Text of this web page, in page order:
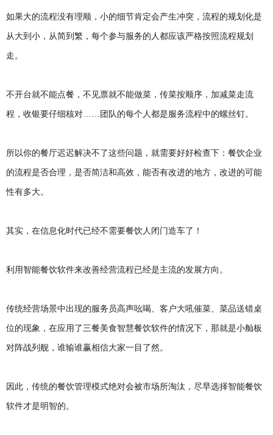
如果大的流程没有理顺，小的细节肯定会产生冲突，流程的规划化是
从大到小，从简到繁，每个参与服务的人都应该严格按照流程规划
走。
不开台就不能点餐，不见票就不能做菜，传菜按顺序，加减菜走流
程，收银要仔细核对……团队的每个人都是服务流程中的螺丝钉。
所以你的餐厅迟迟解决不了这些问题，就需要好好检查下：餐饮企业
的流程是否合理，是否简洁和高效，能否有改进的地方，改进的可能
性有多大。
其实，在信息化时代已经不需要餐饮人闭门造车了！
利用智能餐饮软件来改善经营流程已经是主流的发展方向。
传统经营场景中出现的服务员高声吆喝、客户大吼催菜、菜品送错桌
位的现象，在应用了三餐美食智慧餐饮软件的情况下，那就是小舢板
对阵战列舰，谁输谁赢相信大家一目了然。
因此，传统的餐饮管理模式绝对会被市场所淘汰，尽早选择智能餐饮
软件才是明智的。